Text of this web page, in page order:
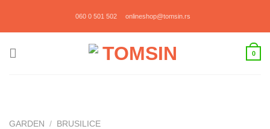
060 0 501 502 onlineshop@tomsin.rs
0
GARDEN / BRUSILICE